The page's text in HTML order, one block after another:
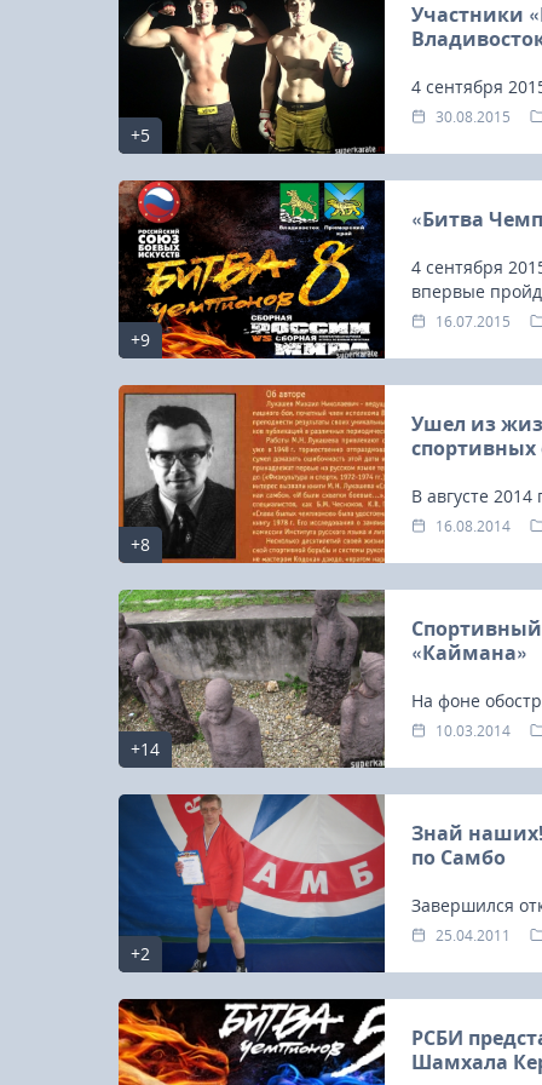
+5
Участники
4 сентября
матчевая
30.08.2015
+9
«Битва
4 сентября
впервые
встреча
16.07.2015
+8
Ушел из
спортивных
В августе
(27/12/1926 –
воссоздания
особенности –
16.08.2014
+14
Спортивный
«Каймана»
На фоне
народами
10.03.2014
+2
Знай
по Самбо
Завершился
среди25.04.2011
РСБИ
Шамхала